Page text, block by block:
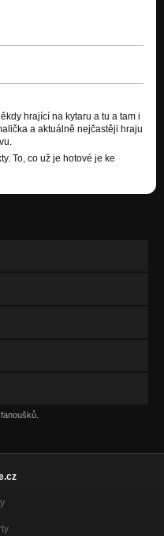
hrající na kytaru a tu a tam i
a aktuálně nejčastěji hraju
To, co už je hotové je ke